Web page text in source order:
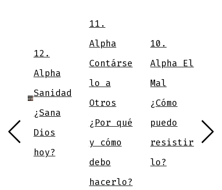
12.
Alpha
Sanidad
¿Sana
Dios
hoy?
11.
Alpha
Contárse
lo a
Otros
¿Por qué
y cómo
debo
hacerlo?
10.
Alpha El
Mal
¿Cómo
puedo
resistir
lo?